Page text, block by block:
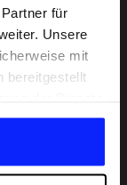
für
Unsere
mit
bereitgestellt